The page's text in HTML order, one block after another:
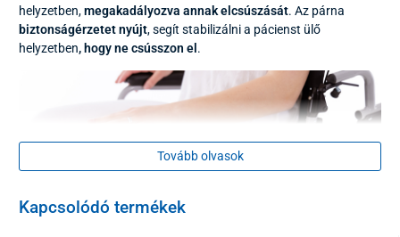
helyzetben,megakadályozva annak elcsúszását. Az párna
biztonságérzetet nyújt, segít stabilizálni a pácienst ülő
helyzetben, hogy ne csússzon el.
Tovább olvasok
Kapcsolódó termékek